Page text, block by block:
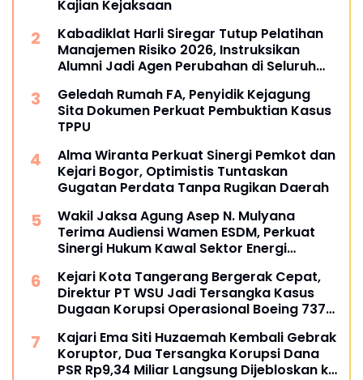
Kajian Kejaksaan
Kabadiklat Harli Siregar Tutup Pelatihan
Manajemen Risiko 2026, Instruksikan
Alumni Jadi Agen Perubahan di Seluruh
Geledah Rumah FA, Penyidik Kejagung
Sita Dokumen Perkuat Pembuktian Kasus
TPPU
Alma Wiranta Perkuat Sinergi Pemkot dan
Kejari Bogor, Optimistis Tuntaskan
Gugatan Perdata Tanpa Rugikan Daerah
Wakil Jaksa Agung Asep N. Mulyana
Terima Audiensi Wamen ESDM, Perkuat
Sinergi Hukum Kawal Sektor Energi
Kejari Kota Tangerang Bergerak Cepat,
Direktur PT WSU Jadi Tersangka Kasus
Dugaan Korupsi Operasional Boeing 737-
Kajari Ema Siti Huzaemah Kembali Gebrak
Koruptor, Dua Tersangka Korupsi Dana
PSR Rp9,34 Miliar Langsung Dijebloskan ke